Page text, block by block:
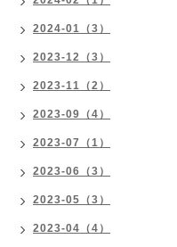
2024-01（3）
2023-12（3）
2023-11（2）
2023-09（4）
2023-07（1）
2023-06（3）
2023-05（3）
2023-04（4）